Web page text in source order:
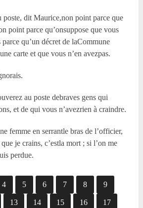
poste, dit Maurice,non point parce que
point parce qu’onsuppose que vous
qu’un décret de laCommune
carte et que vous n’en avezpas.
au poste debraves gens qui
et de qui vous n’avezrien à craindre.
femme en serrantle bras de l’officier,
je crains, c’estla mort ; si l’on me
perdue.
4 5 6 7 8 9
13 14 15 16 17